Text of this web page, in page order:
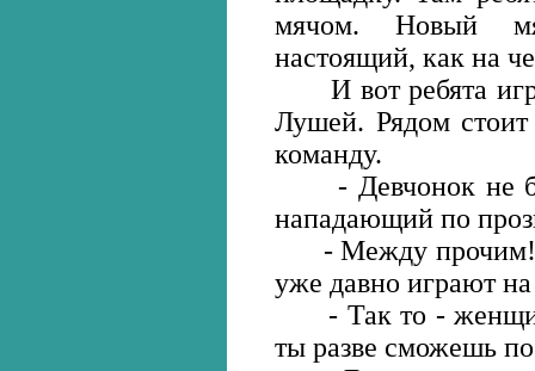
мячом. Новый
настоящий, как на
И вот ребята
Лушей. Рядом
команду.
- Девчонок не
нападающий по
- Между прочим!
уже давно играют
- Так то -
ты разве сможешь